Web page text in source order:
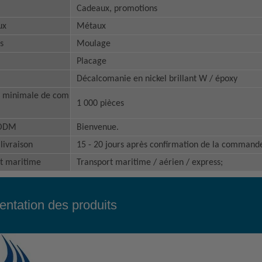
Cadeaux, promotions
Métaux
Moulage
Placage
Décalcomanie en nickel brillant W / époxy
minimale de com
1 000 pièces
Bienvenue.
15 - 20 jours après confirmation de la
maritime
Transport maritime / aérien / express;
des produits